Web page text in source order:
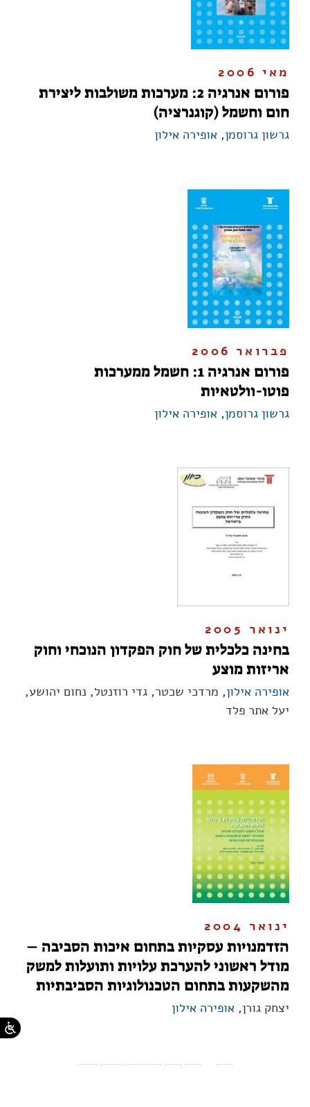
מאי 2006
פורום אנרגיה 2: מערכות משולבות ליצירת
חום וחשמל (קוגנרציה)
גרשון גרוסמן, אופירה אילון
פברואר 2006
פורום אנרגיה 1: חשמל ממערכות
פוטו-וולטאיות
גרשון גרוסמן, אופירה אילון
ינואר 2005
בחינה כלכלית של חוק הפקדון הנוכחי וחוק
אריזות מוצע
אופירה אילון, מרדכי שכטר, גדי רוזנטל, נחום יהושע,
יעל אתר פלד
ינואר 2004
הזדמנויות עסקיות בתחום איכות הסביבה –
מודל ראשוני להערכת עלויות ותועלות למשק
מהשקעות בתחום הטכנולוגיות הסביבתיות
יצחק גורן, אופירה אילון